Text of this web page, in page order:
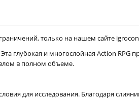
только на нашем сайте
глубокая и многослойная Action RPG
в полном объеме.
для исследования. Благодаря